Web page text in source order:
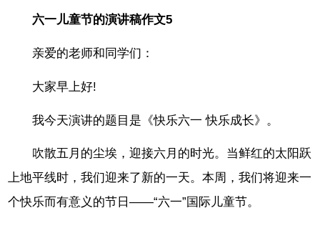
六一儿童节的演讲稿作文5
亲爱的老师和同学们：
大家早上好!
我今天演讲的题目是《快乐六一 快乐成长》。
吹散五月的尘埃，迎接六月的时光。当鲜红的太阳跃
上地平线时，我们迎来了新的一天。本周，我们将迎来一
个快乐而有意义的节日——“六一”国际儿童节。